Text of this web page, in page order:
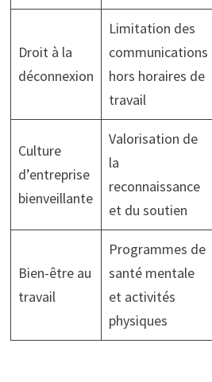
Droit à la
déconnexion
Limitation des
communications
hors horaires de
travail
Culture
d’entreprise
bienveillante
Valorisation de
la
reconnaissance
et du soutien
Bien-être au
travail
Programmes de
santé mentale
et activités
physiques